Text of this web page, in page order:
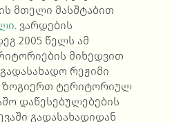
მთელი მასშტაბით
ვარდების
2005 წელს ამ
მიხედვით
რეჟიმი
ზოგიერთ ტერიტორიულ
დაწესებულებების
გადასახადიდან